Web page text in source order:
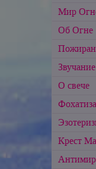
Мир
Об Огне
О свече
Крест